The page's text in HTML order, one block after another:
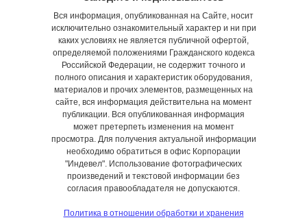
Вся информация, опубликованная на Сайте, носит
исключительно ознакомительный характер и ни при
каких условиях не является публичной офертой,
определяемой положениями Гражданского кодекса
Российской Федерации, не содержит точного и
полного описания и характеристик оборудования,
материалов и прочих элементов, размещенных на
сайте, вся информация действительна на момент
публикации. Вся опубликованная информация
может претерпеть изменения на момент
просмотра. Для получения актуальной информации
необходимо обратиться в офис Корпорации
"Индевел". Использование фотографических
произведений и текстовой информации без
согласия правообладателя не допускаются.
Политика в отношении обработки и хранения